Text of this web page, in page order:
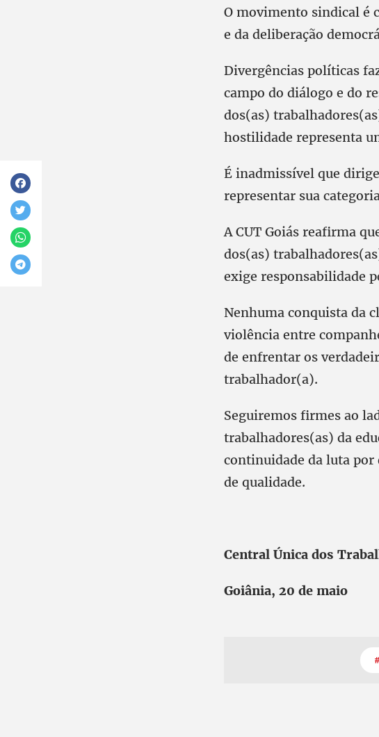
O movimento sindical é
e da deliberação
Divergências políticas
campo do diálogo e do
dos(as)
hostilidade representa
É inadmissível que
representar sua
A CUT Goiás reafirma
dos(as)
exige responsabilidade
Nenhuma conquista da
violência entre
de enfrentar os
trabalhador(a).
Seguiremos firmes ao
trabalhadores(as) da
continuidade da luta por
de qualidade.
Central Única dos
Goiânia, 20 de maio